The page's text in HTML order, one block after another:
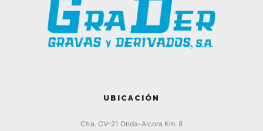
UBICACIÓN
Ctra. CV-21 Onda-Alcora Km. 8